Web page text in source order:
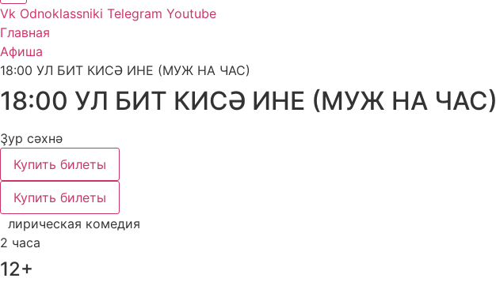
Vk Odnoklassniki Telegram Youtube
Главная
Афиша
18:00 УЛ БИТ КИСӘ ИНЕ (МУЖ НА ЧАС)
18:00 УЛ БИТ КИСӘ ИНЕ (МУЖ НА ЧАС)
Ҙур сәхнә
Купить билеты
Купить билеты
лирическая комедия
2 часа
12+